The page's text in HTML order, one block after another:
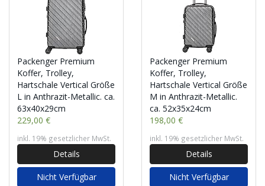
Packenger Premium
Koffer, Trolley,
Hartschale Vertical Größe
L in Anthrazit-Metallic. ca.
63x40x29cm
229,00 €
inkl. 19% gesetzlicher MwSt.
Details
Nicht Verfügbar
Packenger Premium
Koffer, Trolley,
Hartschale Vertical Größe
M in Anthrazit-Metallic.
ca. 52x35x24cm
198,00 €
inkl. 19% gesetzlicher MwSt.
Details
Nicht Verfügbar